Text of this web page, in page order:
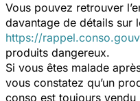
Vous pouvez retrouver
davantage de détails sur
https://
produits dangereux.
Si vous êtes malade
vous constatez qu’un
conso est toujours